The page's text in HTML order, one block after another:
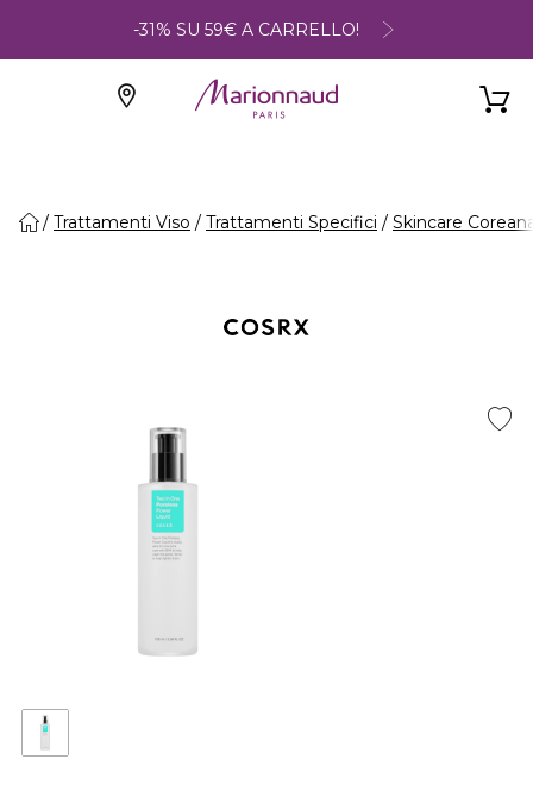
-31% SU 59€ A CARRELLO!
Trattamenti Viso Trattamenti Specifici Skincare